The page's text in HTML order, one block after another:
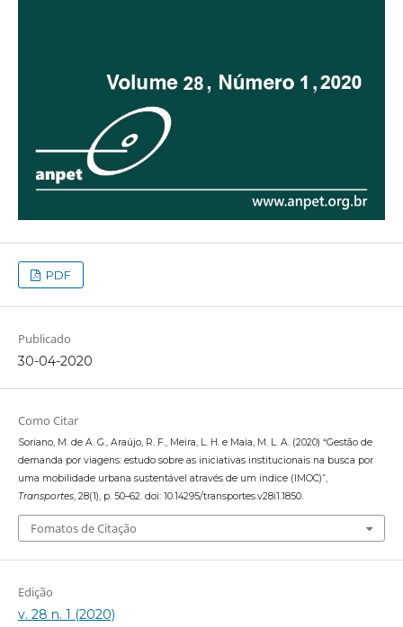
PDF
Publicado
30-04-2020
Como Citar
Soriano, M. de A. G., Araújo, R. F., Meira, L. H. e Maia, M. L. A. (2020) “Gestão de
demanda por viagens: estudo sobre as iniciativas institucionais na busca por
uma mobilidade urbana sustentável através de um índice (IMOC)”,
Transportes, 28(1), p. 50–62. doi: 10.14295/transportes.v28i1.1850.
Fomatos de Citação
Edição
v. 28 n. 1 (2020)